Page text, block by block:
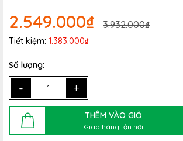
2.549.000₫ 3.932.000₫
Tiết kiệm: 1.383.000₫
Số lượng:
- +
THÊM VÀO GIỎ
Giao hàng tận nơi